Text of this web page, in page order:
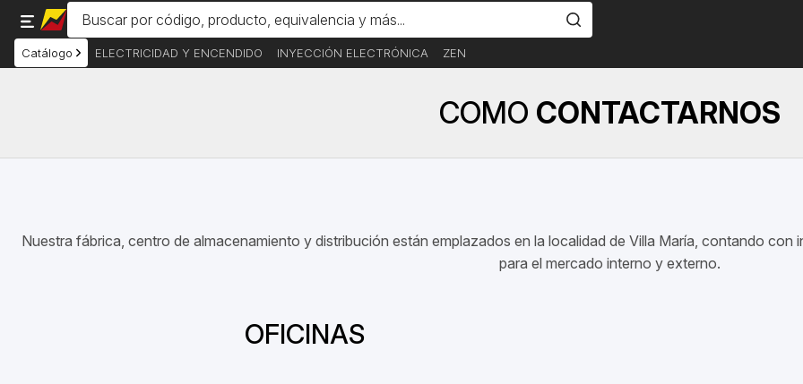
Catálogo ELECTRICIDAD Y ENCENDIDO INYECCIÓN ELECTRÓNICA ZEN
COMO CONTACTARNOS
Nuestra fábrica, centro de almacenamiento y distribución están emplazados en la localidad de Villa María, contando
para el mercado interno y externo.
OFICINAS